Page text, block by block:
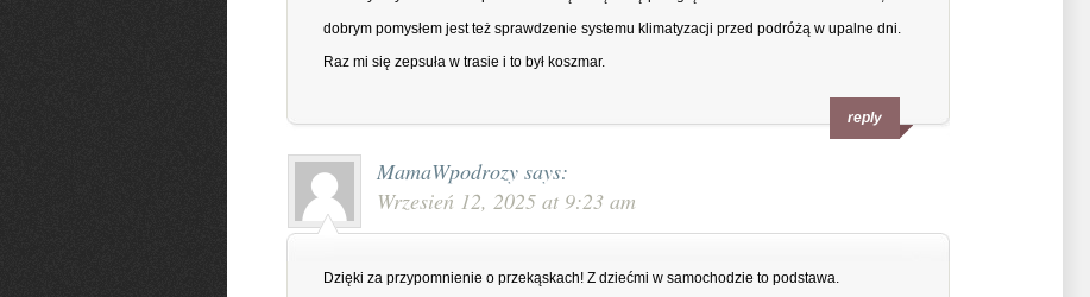
dobrym pomysłem jest też sprawdzenie systemu klimatyzacji przed podróżą w upalne dni.
Raz mi się zepsuła w trasie i to był koszmar.
reply
MamaWpodrozy says:
Wrzesień 12, 2025 at 9:23 am
Dzięki za przypomnienie o przekąskach! Z dziećmi w samochodzie to podstawa.